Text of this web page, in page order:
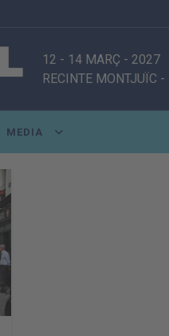
12 - 14 MARÇ - 2027
RECINTE MONTJUÏC -
MEDIA